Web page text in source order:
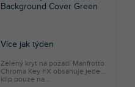
Background Cover Green
Více jak týden
Zelený kryt na pozadí Manfrotto
Chroma Key FX obsahuje jeden
klip pouze na...